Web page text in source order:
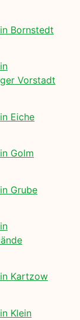
Bornstedt
Vorstadt
Eiche
Golm
Grube
Kartzow
Klein